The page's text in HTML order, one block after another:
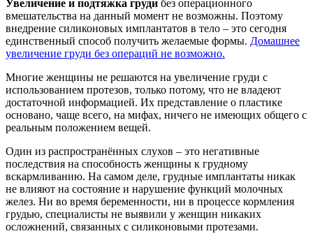
Увеличение и подтяжка груди без операционного
вмешательства на данный момент не возможны. Поэтому
внедрение силиконовых имплантатов в тело – это сегодня
единственный способ получить желаемые формы. Домашнее
увеличение груди без операций не возможно.
Многие женщины не решаются на увеличение груди с
использованием протезов, только потому, что не владеют
достаточной информацией. Их представление о пластике
основано, чаще всего, на мифах, ничего не имеющих общего с
реальным положением вещей.
Один из распространённых слухов – это негативные
последствия на способность женщины к грудному
вскармливанию. На самом деле, грудные имплантаты никак
не влияют на состояние и нарушение функций молочных
желез. Ни во время беременности, ни в процессе кормления
грудью, специалисты не выявили у женщин никаких
осложнений, связанных с силиконовыми протезами.